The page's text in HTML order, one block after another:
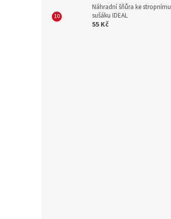
Náhradní šňůra ke stropnímu
sušáku IDEAL
55 Kč